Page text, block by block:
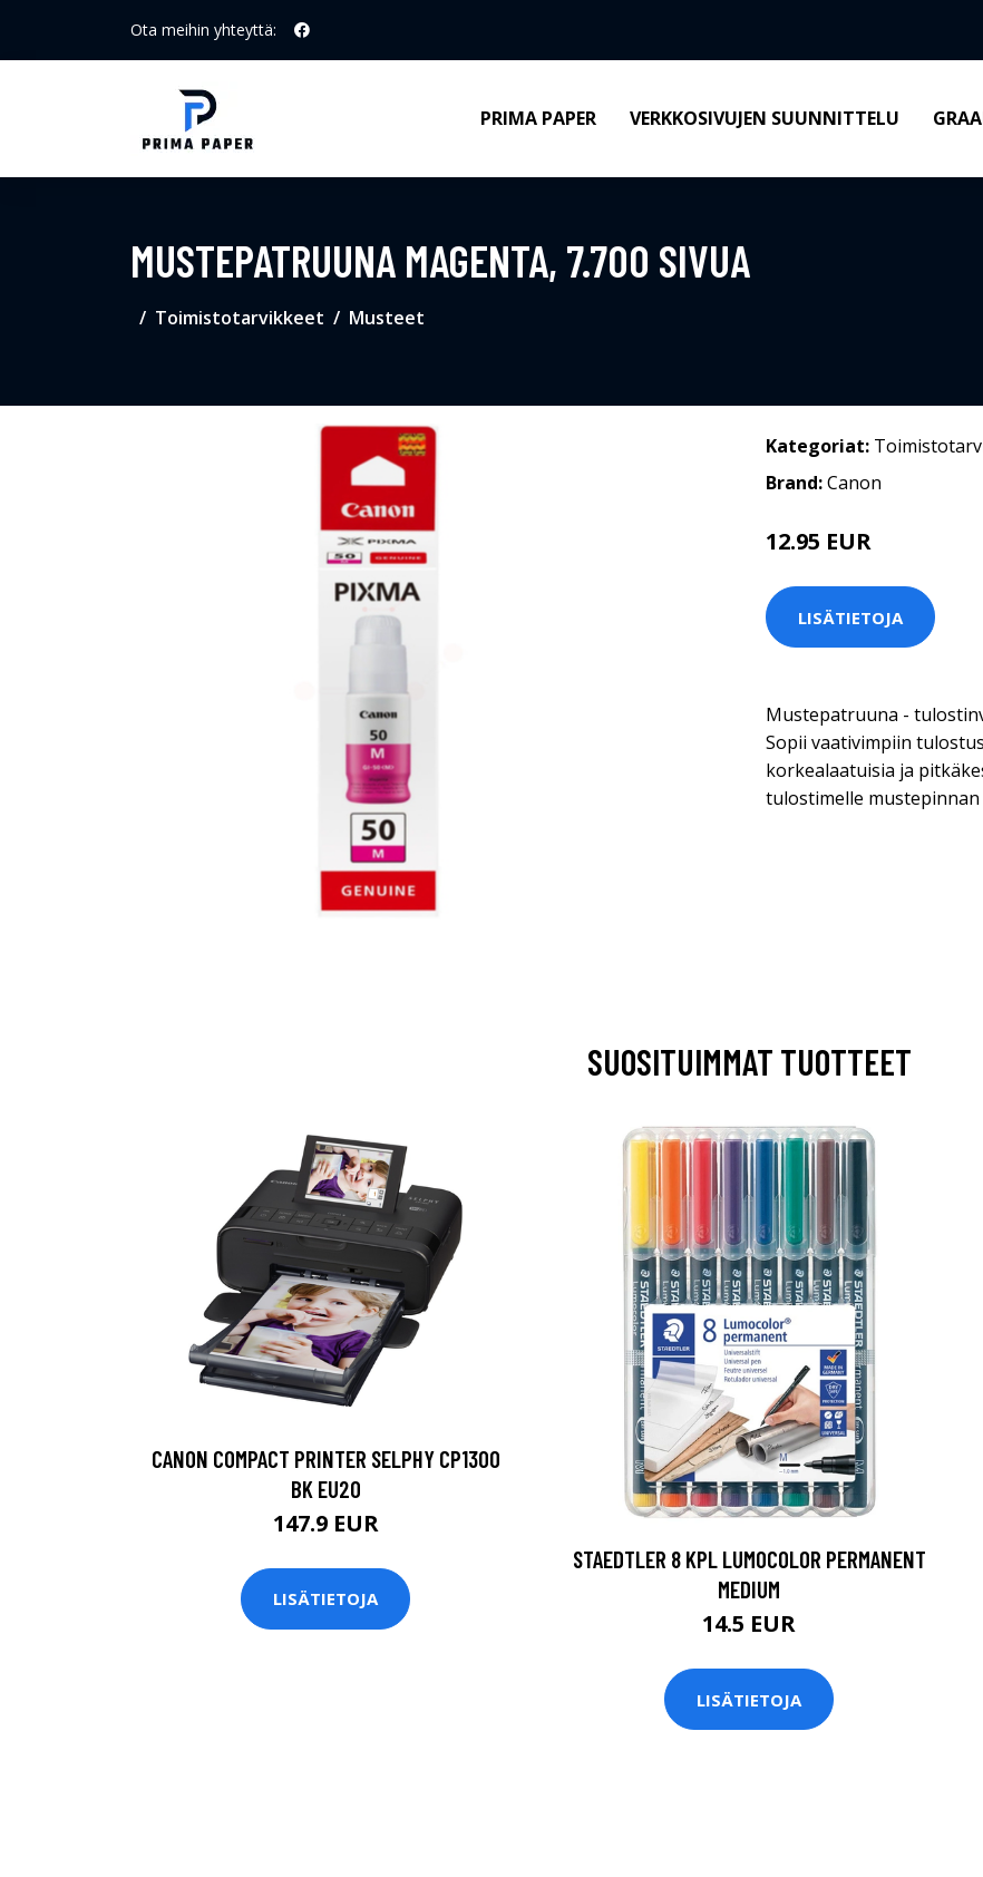
Ota meihin yhteyttä:
PRIMA PAPER VERKKOSIVUJEN SUUNNITTELU
MUSTEPATRUUNA MAGENTA, 7.700 SIVUA
Toimistotarvikkeet Musteet
Kategoriat:
Brand:Canon
12.95 EUR
LISÄTIETOJA
Mustepatruuna -
Sopii vaativimpiin
korkealaatuisia ja
tulostimelle mustepinnan
SUOSITUIMMAT TUOTTEET
CANON COMPACT PRINTER SELPHY CP1300
BK EU20
147.9 EUR
LISÄTIETOJA
STAEDTLER 8 KPL LUMOCOLOR PERMANENT
MEDIUM
14.5 EUR
LISÄTIETOJA